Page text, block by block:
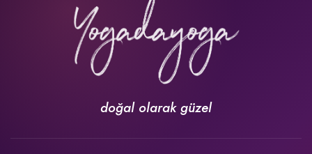
doğal olarak güzel